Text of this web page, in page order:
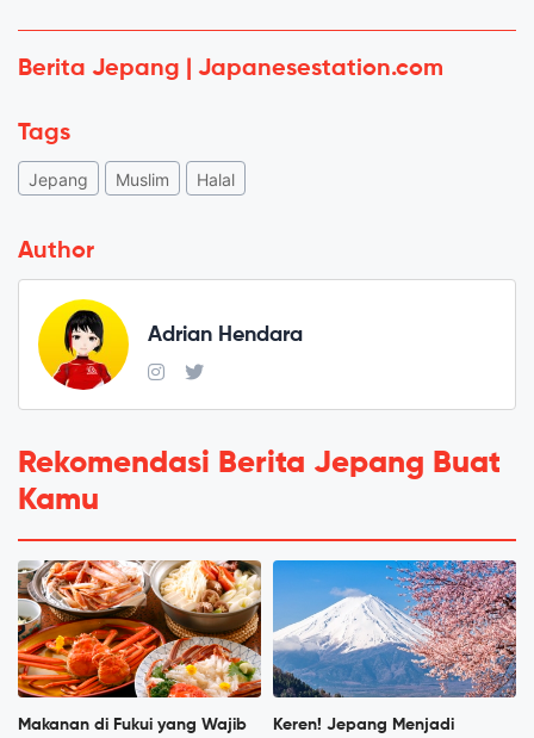
Berita Jepang | Japanesestation.com
Tags
Jepang Muslim Halal
Author
Adrian Hendara
Rekomendasi Berita Jepang Buat
Kamu
Makanan di Fukui yang Wajib
Keren! Jepang Menjadi